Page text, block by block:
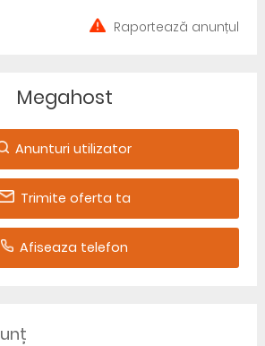
Raportează anunțul
Megahost
Anunturi utilizator
Trimite oferta ta
Afiseaza telefon